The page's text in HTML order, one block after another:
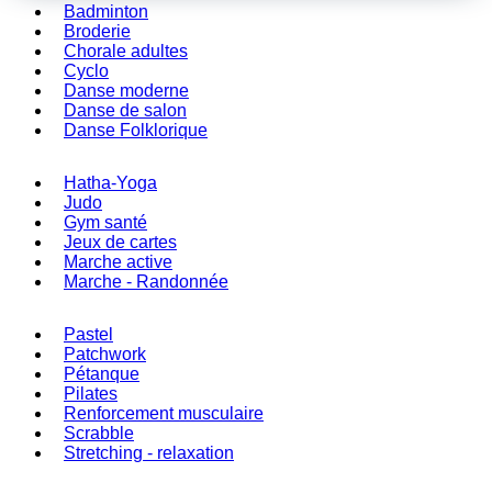
Badminton
Broderie
Chorale adultes
Cyclo
Danse moderne
Danse de salon
Danse Folklorique
Hatha-Yoga
Judo
Gym santé
Jeux de cartes
Marche active
Marche - Randonnée
Pastel
Patchwork
Pétanque
Pilates
Renforcement musculaire
Scrabble
Stretching - relaxation